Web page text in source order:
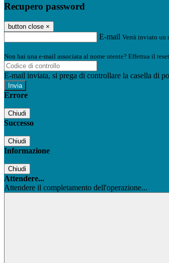
Recupero password
button close ×
E-mail Verrà inviato un
Non hai una e-mail associata al nome utente? Effettua il
E-mail inviata, si prega di controllare la casella di
Errore
Chiudi
Successo
Chiudi
Informazione
Chiudi
Attendere...
Attendere il completamento dell'operazione...